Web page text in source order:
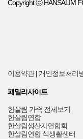
Copyright ⓒ HANSALIM
이용약관| 개인정보처리
패밀리사이트
한살림 가족 전체보기
한살림연합
한살림생산자연합회
한살림연합 식생활센터